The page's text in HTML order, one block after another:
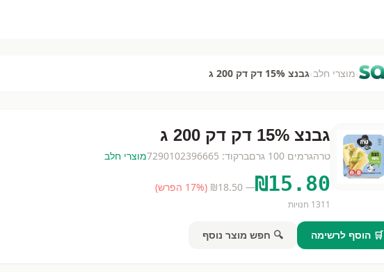
›מוצרי חלב›גבנצ 15% דק דק 200 ג
גבנצ 15% דק דק 200 ג
טרהגרמים 100 גרם ברקוד: 7290102396665מוצרי חלב
₪15.80
— ₪
18.50
(
17% הפרש)
1311 חנויות
🛒 הוסף לרשימה 🔍 חפש מוצר נוסף